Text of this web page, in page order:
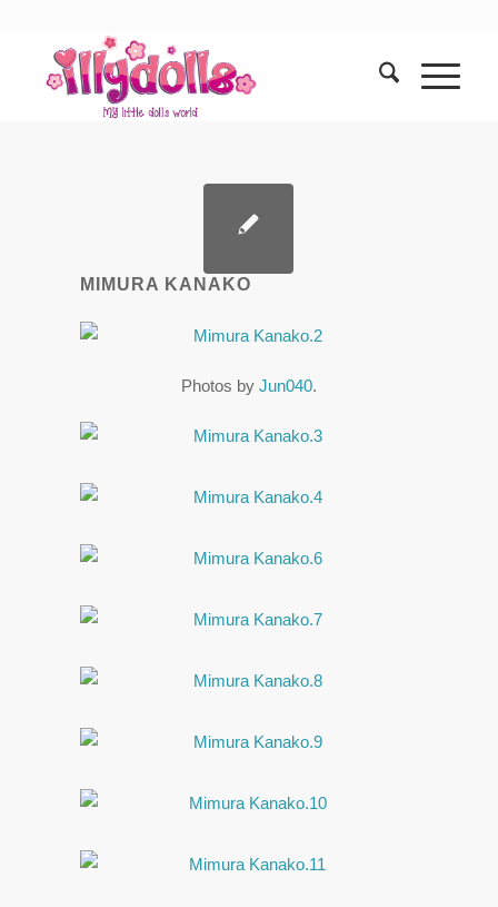
MIMURA KANAKO
Photos by Jun040.